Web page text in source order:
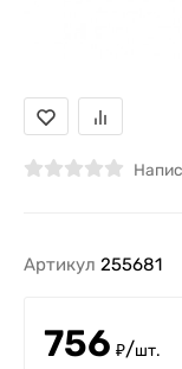
Артикул 255681
756 ₽/шт.